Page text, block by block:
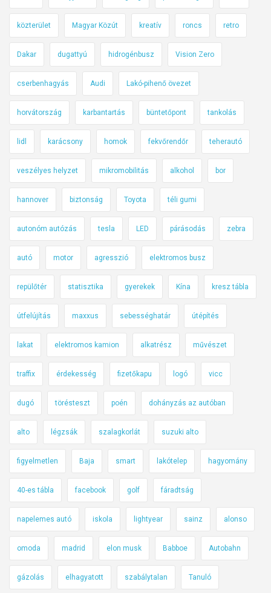
közterület Magyar Közút kreatív roncs retro
Dakar dugattyú hidrogénbusz Vision Zero
cserbenhagyás Audi Lakó-pihenő övezet
horvátország karbantartás büntetőpont tankolás
lidl karácsony homok fekvőrendőr teherautó
veszélyes helyzet mikromobilitás alkohol bor
hannover biztonság Toyota téli gumi
autonóm autózás tesla LED párásodás zebra
autó motor agresszió elektromos busz
repülőtér statisztika gyerekek Kína kresz tábla
útfelújítás maxxus sebességhatár útépítés
lakat elektromos kamion alkatrész művészet
traffix érdekesség fizetőkapu logó vicc
dugó törésteszt poén dohányzás az autóban
alto légzsák szalagkorlát suzuki alto
figyelmetlen Baja smart lakótelep hagyomány
40-es tábla facebook golf fáradtság
napelemes autó iskola lightyear sainz alonso
omoda madrid elon musk Babboe Autobahn
gázolás elhagyatott szabálytalan Tanuló